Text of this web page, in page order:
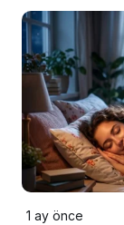
1 ay önce